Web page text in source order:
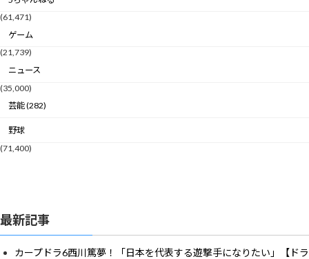
(61,471)
ゲーム
(21,739)
ニュース
(35,000)
芸能 (282)
野球
(71,400)
最新記事
カープドラ6西川篤夢！「日本を代表する遊撃手になりたい」【ドラ